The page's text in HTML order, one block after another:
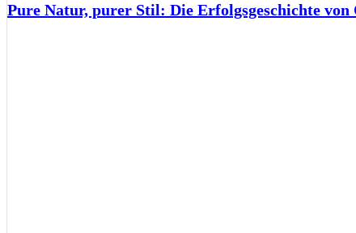
Pure Natur, purer Stil: Die Erfolgsgeschichte von